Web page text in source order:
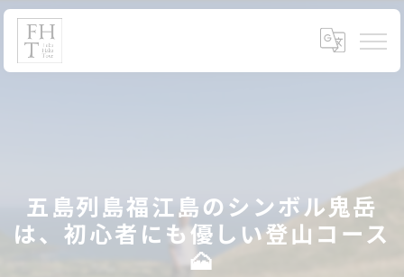
五島列島福江島のシンボル鬼岳
は、初心者にも優しい登山コース
🗻